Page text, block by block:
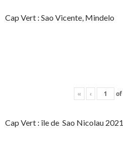
Cap Vert : Sao Vicente, Mindelo
« ‹ of
Cap Vert : île de Sao Nicolau 2021